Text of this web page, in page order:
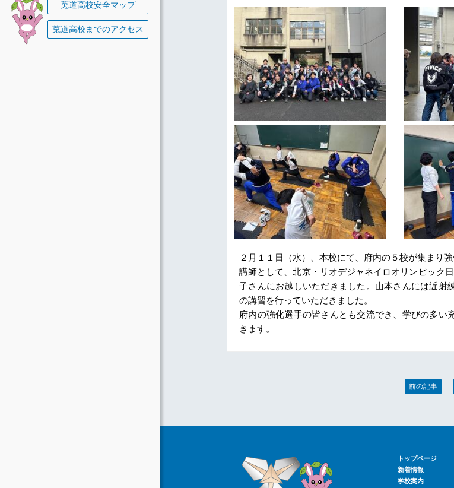
莵道高校安全マップ
莵道高校までのアクセス
２月１１日（水）、本校にて、府内の５校が集まり
講師として、北京・リオデジャネイロオリンピック
子さんにお越しいただきました。山本さんには近射
の講習を行っていただきました。
府内の強化選手の皆さんとも交流でき、学びの多い
きます。
前の記事 ｜
トップページ
新着情報
学校案内